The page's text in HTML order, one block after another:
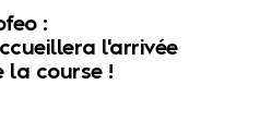
:
l'arrivée
la course !